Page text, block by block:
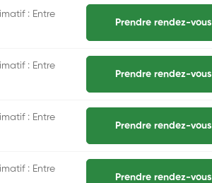
: Entre
Prendre rendez-vous
: Entre
Prendre rendez-vous
: Entre
Prendre rendez-vous
: Entre
Prendre rendez-vous